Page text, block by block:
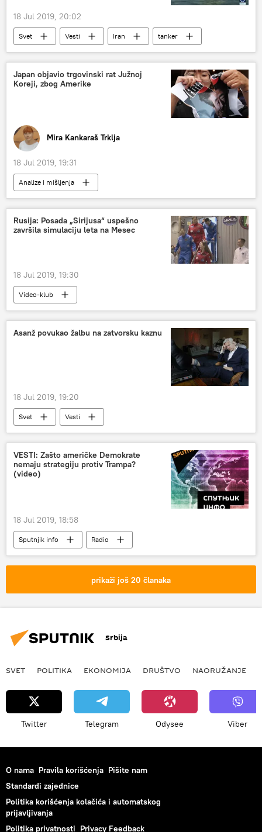
18 Jul 2019, 20:02
Svet Vesti Iran
tanker
Velika Britanija
Japan objavio trgovinski rat Južnoj
Koreji, zbog Amerike
Mira Kankaraš Trklja
18 Jul 2019, 19:31
Analize i mišljenja
Rusija: Posada „Sirijusa“ uspešno
završila simulaciju leta na Mesec
18 Jul 2019, 19:30
Video-klub
Asanž povukao žalbu na zatvorsku kaznu
18 Jul 2019, 19:20
Svet Vesti
VESTI: Zašto američke Demokrate
nemaju strategiju protiv Trampa?
(video)
18 Jul 2019, 18:58
Sputnjik info
Radio
vesti Radija Sputnjik
prikaži još 20 članaka
Srbija
SVET POLITIKA EKONOMIJA DRUŠTVO NAORUŽANJE
Twitter Telegram Odysee Viber
O nama Pravila korišćenja Pišite nam
Standardi zajednice
Politika korišćenja kolačića i automatskog
prijavljivanja
Politika privatnosti Privacy Feedback